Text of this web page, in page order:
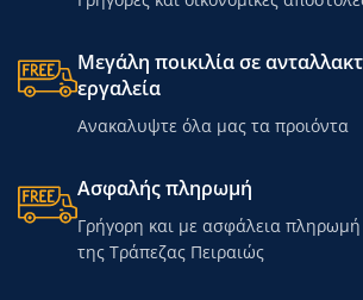
Μεγάλη ποικιλία σε
εργαλεία
Ανακαλυψτε όλα μας τα προιόντα
Ασφαλής πληρωμή
Γρήγορη και με ασφάλεια
της Τράπεζας Πειραιώς